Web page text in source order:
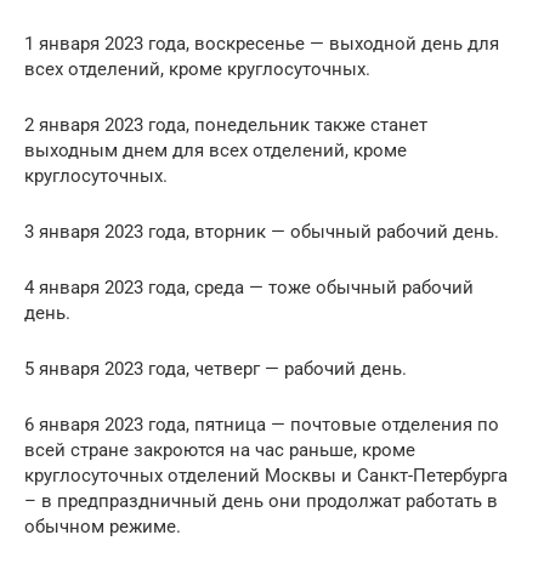
1 января 2023 года, воскресенье — выходной день для
всех отделений, кроме круглосуточных.
2 января 2023 года, понедельник также станет
выходным днем для всех отделений, кроме
круглосуточных.
3 января 2023 года, вторник — обычный рабочий день.
4 января 2023 года, среда — тоже обычный рабочий
день.
5 января 2023 года, четверг — рабочий день.
6 января 2023 года, пятница — почтовые отделения по
всей стране закроются на час раньше, кроме
круглосуточных отделений Москвы и Санкт-Петербурга
– в предпраздничный день они продолжат работать в
обычном режиме.